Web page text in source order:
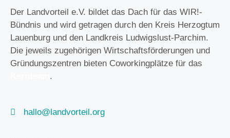
Der Landvorteil e.V. bildet das Dach für das WIR!-
Bündnis und wird getragen durch den Kreis Herzogtum
Lauenburg und den Landkreis Ludwigslust-Parchim.
Die jeweils zugehörigen Wirtschaftsförderungen und
Gründungszentren bieten Coworkingplätze für das
.
hallo@landvorteil.org